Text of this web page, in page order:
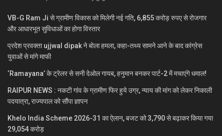
VB-G Ram Ji से ग्रामीण विकास को मिलेगी नई गति, 6,855 करोड़ रुपए से रोजगार
और आधारभूत सुविधाओं का होगा विस्तार
प्रदेश प्रवक्ता ujjwal dipak ने बोला हमला, कहा-तथ्य सामने आने के बाद कांग्रेस
युवाओं से मांगे माफी
‘Ramayana’ के ट्रेलर से सनी देओल गायब, हनुमान बनकर पार्ट-2 में मचाएंगे धमाल!
RAIPUR NEWS : नकटी गांव के ग्रामीण फिर हुये उग्र, न्याय की मांग को लेकर निकाली
पदयात्रा, राज्यपाल को सौंपा ज्ञापन
Khelo India Scheme 2026-31 का ऐलान, बजट को 3,790 से बढ़ाकर किया गया
29,054 करोड़